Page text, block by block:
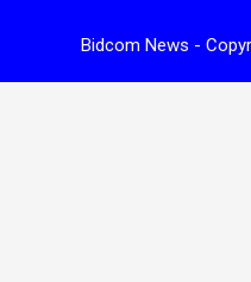
Bidcom News -